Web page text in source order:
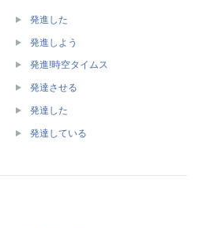
発進した
発進しよう
発進!時空タイムス
発達させる
発達した
発達している